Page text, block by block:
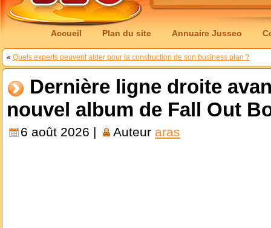
Accueil Plan du site Annuaire Jusseo
« Quels experts peuvent aider pour la construction de son business plan ?
Dernière ligne droite
nouvel album de Fall Out
6 août 2026 | Auteur aras